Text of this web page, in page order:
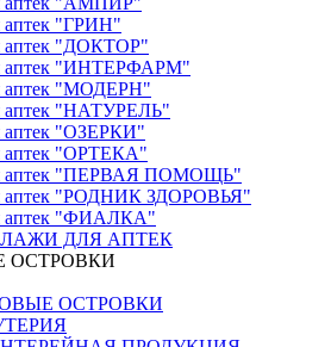
аптек "ГРИН"
аптек "ДОКТОР"
аптек "ИНТЕРФАРМ"
аптек "МОДЕРН"
аптек "НАТУРЕЛЬ"
аптек "ОЗЕРКИ"
аптек "ОРТЕКА"
аптек "ПЕРВАЯ ПОМОЩЬ"
аптек "РОДНИК ЗДОРОВЬЯ"
аптек "ФИАЛКА"
ДЛЯ АПТЕК
ОСТРОВКИ
ОСТРОВКИ